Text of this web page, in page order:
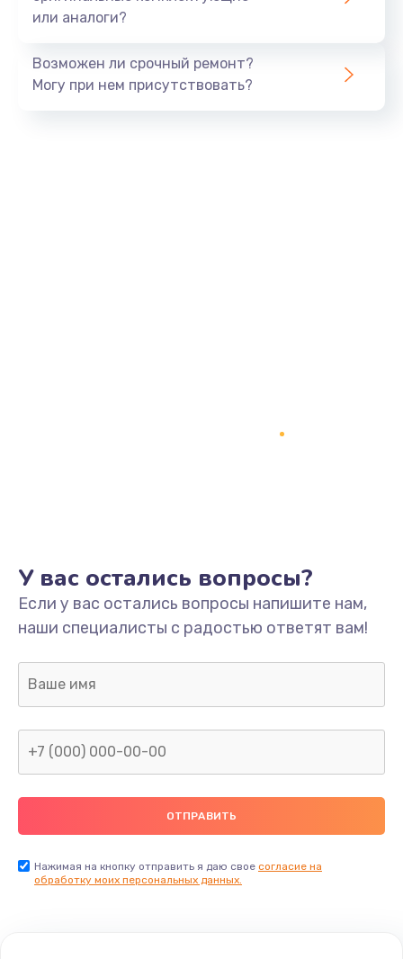
Заказать
1550 руб.
Заказать
Заказать
Замена звуковой карты
1600 руб.
Заказать
1560 руб.
или аналоги?
Возможен ли срочный ремонт?
Могу при нем присутствовать?
У вас остались вопросы?
Если у вас остались вопросы напишите нам,
наши специалисты с радостью ответят вам!
Нажимая на кнопку отправить я даю свое согласие на
обработку моих персональных данных.